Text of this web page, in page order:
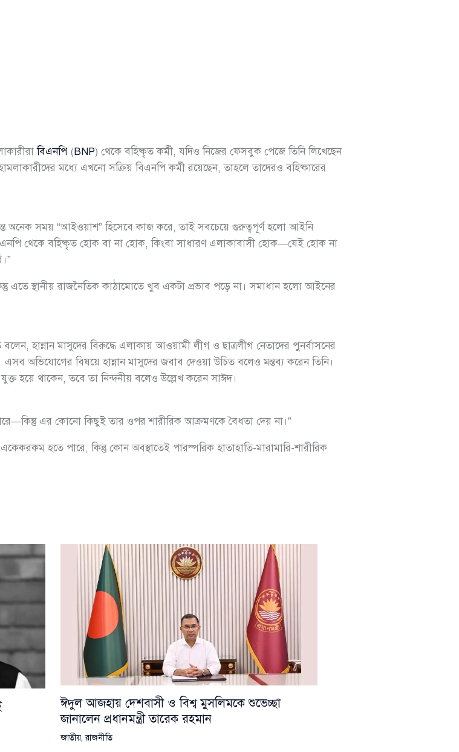
বিএনপি(BNP) থেকে বহিষ্কৃত কর্মী, যদিও নিজের ফেসবুক পেজে তিনি লিখেছেন
মধ্যে এখনো সক্রিয় বিএনপি কর্মী রয়েছেন, তাহলে তাদেরও বহিষ্কারের
অনেক সময় “আইওয়াশ” হিসেবে কাজ করে, তাই সবচেয়ে গুরুত্বপূর্ণ হলো আইনি
থেকে বহিষ্কৃত হোক বা না হোক, কিংবা সাধারণ এলাকাবাসী হোক—যেই হোক না
এতে স্থানীয় রাজনৈতিক কাঠামোতে খুব একটা প্রভাব পড়ে না। সমাধান হলো আইনের
হান্নান মাসুদের বিরুদ্ধে এলাকায় আওয়ামী লীগ ও ছাত্রলীগ নেতাদের পুনর্বাসনের
অভিযোগের বিষয়ে হান্নান মাসুদের জবাব দেওয়া উচিত বলেও মন্তব্য করেন তিনি।
হয়ে থাকেন, তবে তা নিন্দনীয় বলেও উল্লেখ করেন সাঈদ।
এর কোনো কিছুই তার ওপর শারীরিক আক্রমণকে বৈধতা দেয় না।”
হতে পারে, কিন্তু কোন অবস্থাতেই পারস্পরিক হাতাহাতি-মারামারি-শারীরিক
ঈদুল আজহায় দেশবাসী ও বিশ্ব মুসলিমকে শুভেচ্ছা
জানালেন প্রধানমন্ত্রী তারেক রহমান
জাতীয়,রাজনীতি